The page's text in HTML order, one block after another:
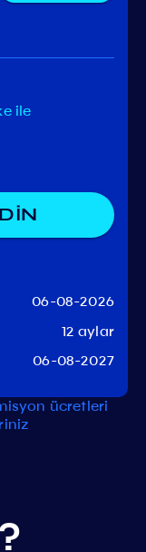
ile
06-08-2026
12 aylar
06-08-2027
ücretleri